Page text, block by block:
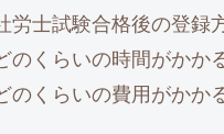
労士試験合格後の登
のくらいの時間がかか
のくらいの費用がかか